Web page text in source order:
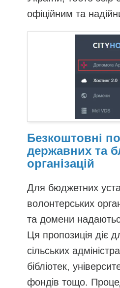
офіційним та
Безкоштовні
державних та
організацій
Для бюджетних
волонтерських
та домени
Ця пропозиція діє
сільських
бібліотек,
фондів тощо.